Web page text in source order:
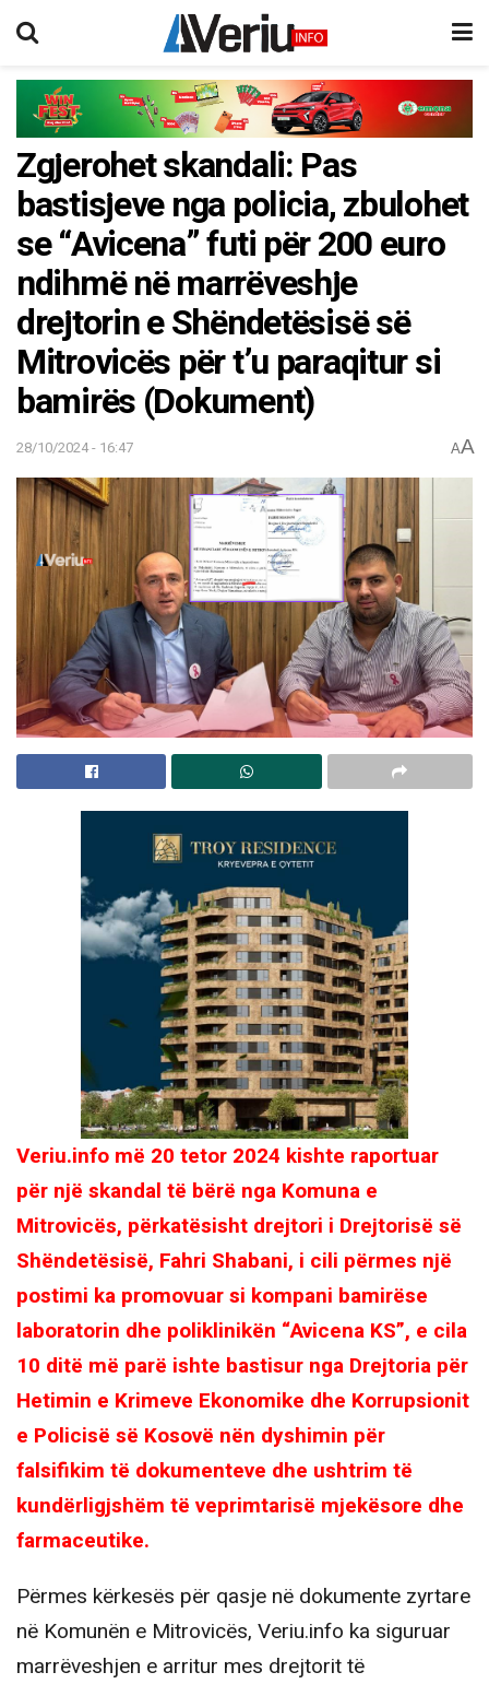
Zgjerohet skandali: Pas
bastisjeve nga policia, zbulohet
se “Avicena” futi për 200 euro
ndihmë në marrëveshje
drejtorin e Shëndetësisë së
Mitrovicës për t’u paraqitur si
bamirës (Dokument)
28/10/2024 - 16:47 AA
Veriu.info më 20 tetor 2024 kishte raportuar
për një skandal të bërë nga Komuna e
Mitrovicës, përkatësisht drejtori i Drejtorisë së
Shëndetësisë, Fahri Shabani, i cili përmes një
postimi ka promovuar si kompani bamirëse
laboratorin dhe poliklinikën “Avicena KS”, e cila
10 ditë më parë ishte bastisur nga Drejtoria për
Hetimin e Krimeve Ekonomike dhe Korrupsionit
e Policisë së Kosovë nën dyshimin për
falsifikim të dokumenteve dhe ushtrim të
kundërligjshëm të veprimtarisë mjekësore dhe
farmaceutike.
Përmes kërkesës për qasje në dokumente zyrtare
në Komunën e Mitrovicës, Veriu.info ka siguruar
marrëveshjen e arritur mes drejtorit të